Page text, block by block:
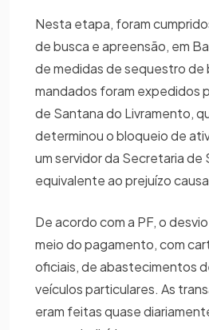
Nesta etapa, foram
de busca e apreensão, em
de medidas de sequestro de
mandados foram expedidos
de Santana do Livramento,
determinou o bloqueio de
um servidor da Secretaria de
equivalente ao prejuízo
De acordo com a PF, o
meio do pagamento, com
oficiais, de abastecimentos
veículos particulares. As
eram feitas quase